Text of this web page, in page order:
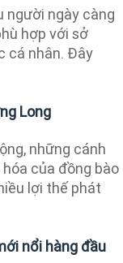
người ngày càng
hợp với sở
cá nhân. Đây
Long
những cánh
của đồng bào
lợi thế phát
nổi hàng đầu